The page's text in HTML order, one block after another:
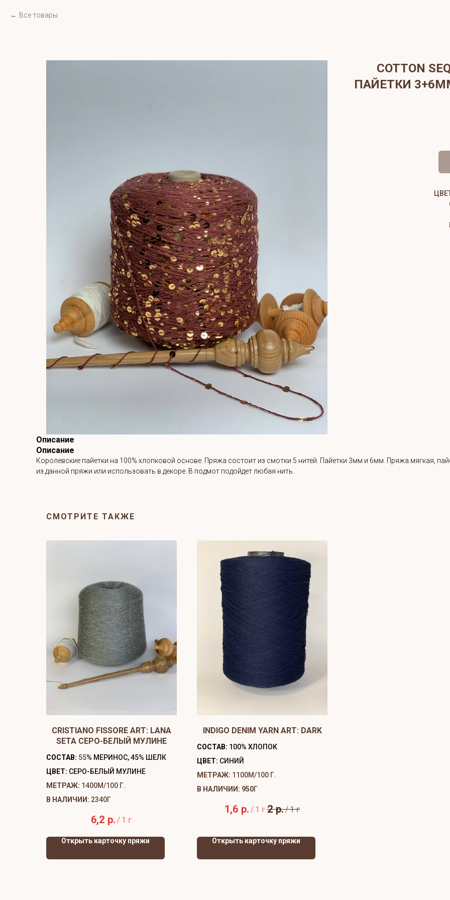
Все товары
COTTON
ПАЙЕТКИ
Описание
Описание
Королевские пайетки на 100% хлопковой основе. Пряжа состоит из смотки 5 нитей. Пайетки 3мм и 6мм. Пряжа мягкая,
из данной пряжи или использовать в декоре. В подмот подойдет любая нить.
СМОТРИТЕ ТАКЖЕ
CRISTIANO FISSORE ART: LANA
SETA СЕРО-БЕЛЫЙ МУЛИНЕ
СОСТАВ: 55% МЕРИНОС, 45% ШЕЛК
ЦВЕТ: СЕРО-БЕЛЫЙ МУЛИНЕ
МЕТРАЖ: 1400М/100 Г.
В НАЛИЧИИ: 2340Г
6,2 р. / 1 г
Открыть карточку пряжи
INDIGO DENIM YARN ART: DARK
СОСТАВ: 100% ХЛОПОК
ЦВЕТ: СИНИЙ
МЕТРАЖ: 1100М/100 Г.
В НАЛИЧИИ: 950Г
1,6 р. / 1 г2 р./1 г
Открыть карточку пряжи